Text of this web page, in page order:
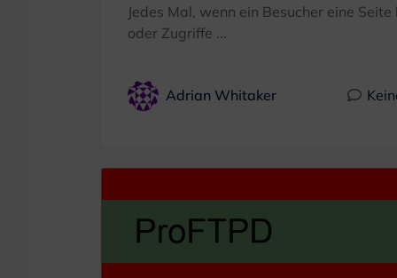
Jedes Mal, wenn ein Besucher eine
oder Zugriffe ...
Adrian Whitaker